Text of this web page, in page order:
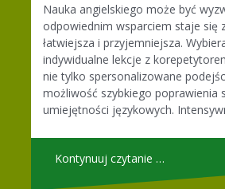
Nauka angielskiego może być
odpowiednim wsparciem staje się
łatwiejsza i przyjemniejsza.
indywidualne lekcje z
nie tylko spersonalizowane
możliwość szybkiego poprawienia
umiejętności językowych.
Kontynuuj czytanie …